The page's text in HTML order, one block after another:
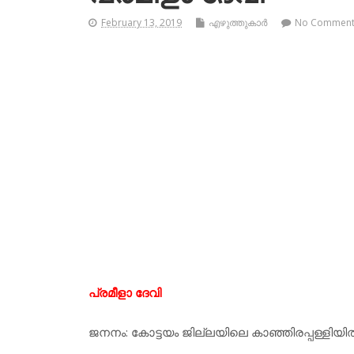
February 13, 2019 എഴുത്തുകാര്‍ No Comment
പ്രമീളാ ദേവി
ജനനം: കോട്ടയം ജില്ലയിലെ